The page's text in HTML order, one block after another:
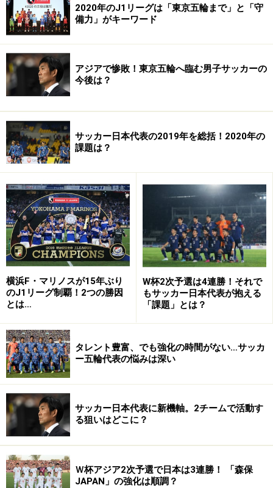
右）、茶野隆行（市原＝左）、ボランチ・稲本潤一（フ
ラム）、小野伸二（フェイエノールト）、右アウトサイ
ド・西紀寛（磐田）、左アウトサイド・三都主アレサン
ドロ（浦和）、トップ下・藤田、ＦＷ久保竜彦（横
浜）、玉田圭司（柏）のイレブンが先発でピッチに立っ
た。
・
※記事内容は執筆時点のものです。最新の内容をご確認くださ
い。
次のページへ
2020年のJ1リーグは「東京五輪まで」と「守
備力」がキーワード
アジアで惨敗！東京五輪へ臨む男子サッカーの
今後は？
サッカー日本代表の2019年を総括！2020年の
課題は？
横浜F・マリノスが15年ぶり
のJ1リーグ制覇！2つの勝因
とは…
W杯2次予選は4連勝！それで
もサッカー日本代表が抱える
「課題」とは？
タレント豊富、でも強化の時間がない…サッカ
ー五輪代表の悩みは深い
サッカー日本代表に新機軸。2チームで活動す
る狙いはどこに？
Ｗ杯アジア2次予選で日本は3連勝！ 「森保
JAPAN」の強化は順調？